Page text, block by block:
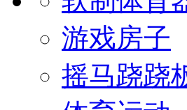
游戏房子
摇马跷跷